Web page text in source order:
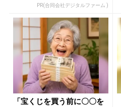
PR(合同会社デジタルファーム )
「宝くじを買う前に〇〇を